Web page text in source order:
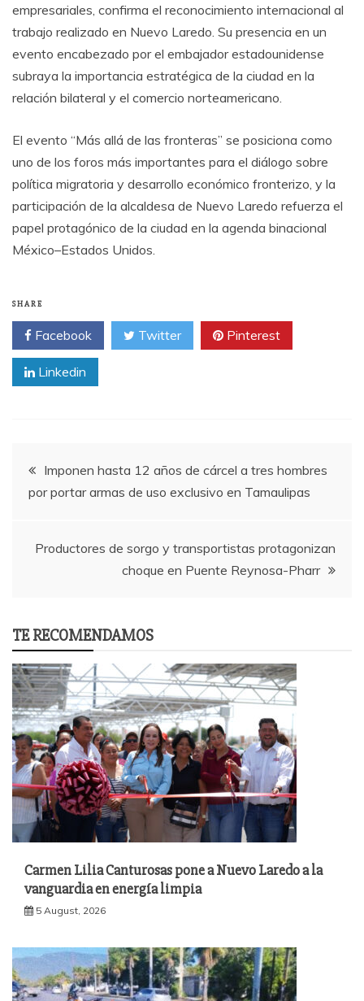
empresariales, confirma el reconocimiento internacional al
trabajo realizado en Nuevo Laredo. Su presencia en un
evento encabezado por el embajador estadounidense
subraya la importancia estratégica de la ciudad en la
relación bilateral y el comercio norteamericano.
El evento “Más allá de las fronteras” se posiciona como
uno de los foros más importantes para el diálogo sobre
política migratoria y desarrollo económico fronterizo, y la
participación de la alcaldesa de Nuevo Laredo refuerza el
papel protagónico de la ciudad en la agenda binacional
México–Estados Unidos.
SHARE
Facebook Twitter Pinterest
Linkedin
Post
navigation
Imponen hasta 12 años de cárcel a tres hombres
por portar armas de uso exclusivo en Tamaulipas
Productores de sorgo y transportistas protagonizan
choque en Puente Reynosa-Pharr
TE RECOMENDAMOS
Carmen Lilia Canturosas pone a Nuevo Laredo a la
vanguardia en energía limpia
5 August, 2026